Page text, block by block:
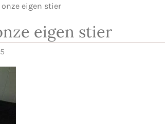
eigen stier
eigen stier